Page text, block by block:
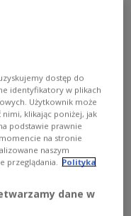
każde
dostęp do
identyfikatory w plikach
Użytkownik może
klikając poniżej, jak
podstawie prawnie
na stronie
naszym
przeglądania.
Polityka
dane w